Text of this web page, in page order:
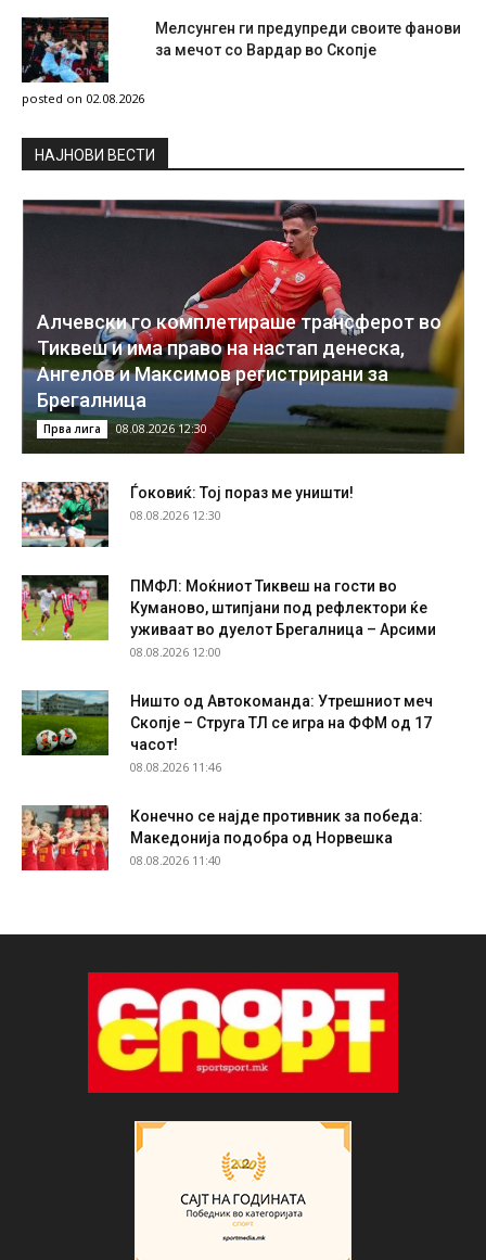
Мелсунген ги предупреди своите фанови
за мечот со Вардар во Скопје
posted on 02.08.2026
НAЈНОВИ ВЕСТИ
Алчевски го комплетираше трансферот во
Тиквеш и има право на настап денеска,
Ангелов и Максимов регистрирани за
Брегалница
Прва лига 08.08.2026 12:30
Ѓоковиќ: Тој пораз ме уништи!
08.08.2026 12:30
ПМФЛ: Моќниот Тиквеш на гости во
Куманово, штипјани под рефлектори ќе
уживаат во дуелот Брегалница – Арсими
08.08.2026 12:00
Ништо од Автокоманда: Утрешниот меч
Скопје – Струга ТЛ се игра на ФФМ од 17
часот!
08.08.2026 11:46
Конечно се најде противник за победа:
Македонија подобра од Норвешка
08.08.2026 11:40